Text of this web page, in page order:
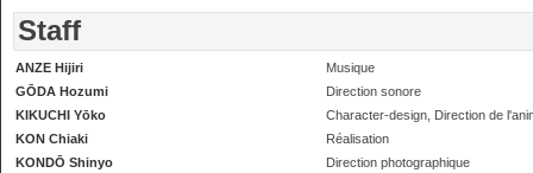
Staff
ANZE Hijiri
Musique
GŌDA Hozumi
Direction sonore
KIKUCHI Yōko
Character-design, Direction de
KON Chiaki
Réalisation
KONDŌ Shinyo
Direction photographique